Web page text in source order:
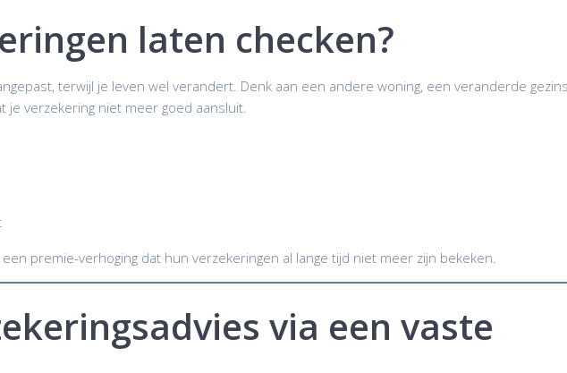
laten checken?
terwijl je leven wel verandert. Denk aan een andere woning, een veranderde
je verzekering niet meer goed aansluit.
premie-verhoging dat hun verzekeringen al lange tijd niet meer zijn bekeken.
via een vaste